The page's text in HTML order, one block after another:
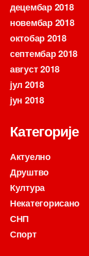
децембар 2018
новембар 2018
октобар 2018
септембар 2018
август 2018
јул 2018
јун 2018
Категорије
Актуелно
Друштво
Култура
Некатегорисано
СНП
Спорт